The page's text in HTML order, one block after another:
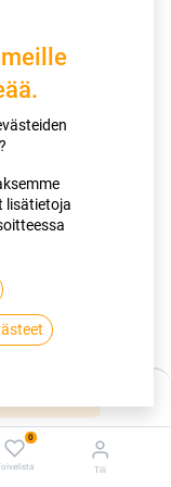
0
Tili
lisätietoja